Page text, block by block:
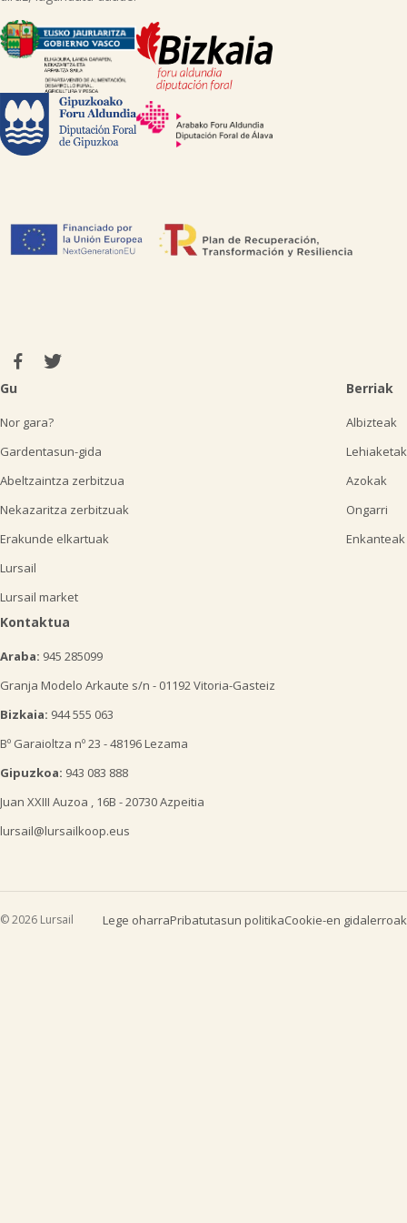
Gu
Nor gara?
Gardentasun-gida
Abeltzaintza zerbitzua
Nekazaritza zerbitzuak
Erakunde elkartuak
Lursail
Lursail market
Berriak
Albizteak
Lehiaketak
Azokak
Ongarri
Enkanteak
Kontaktua
Araba: 945 285099
Granja Modelo Arkaute s/n - 01192 Vitoria-Gasteiz
Bizkaia: 944 555 063
Bº Garaioltza nº 23 - 48196 Lezama
Gipuzkoa: 943 083 888
Juan XXIII Auzoa , 16B - 20730 Azpeitia
lursail@lursailkoop.eus
© 2026 Lursail Lege oharraPribatutasun politikaCookie-en gidalerroak